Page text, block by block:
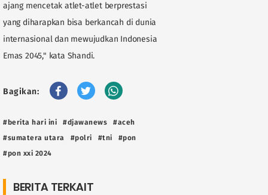
ajang mencetak atlet-atlet berprestasi
yang diharapkan bisa berkancah di dunia
internasional dan mewujudkan Indonesia
Emas 2045," kata Shandi.
Bagikan:
#berita hari ini #djawanews
#aceh
#sumatera utara
#polri #tni
#pon
#pon xxi 2024
BERITA TERKAIT